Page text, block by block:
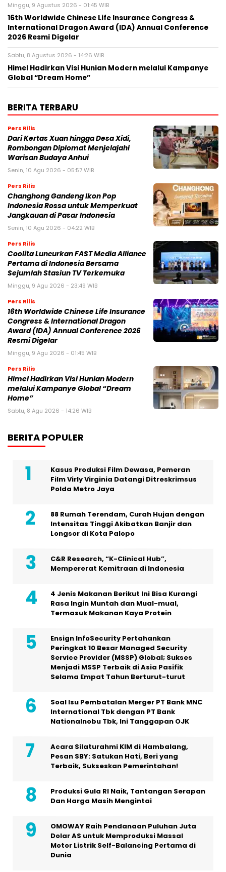
Minggu, 9 Agustus 2026 - 01:45 WIB
16th Worldwide Chinese Life Insurance Congress &
International Dragon Award (IDA) Annual Conference
2026 Resmi Digelar
Sabtu, 8 Agustus 2026 - 14:26 WIB
Himel Hadirkan Visi Hunian Modern melalui Kampanye
Global “Dream Home”
BERITA TERBARU
Pers Rilis
Dari Kertas Xuan hingga Desa Xidi,
Rombongan Diplomat Menjelajahi
Warisan Budaya Anhui
Senin, 10 Agu 2026 - 05:57 WIB
Pers Rilis
Changhong Gandeng Ikon Pop
Indonesia Rossa untuk Memperkuat
Jangkauan di Pasar Indonesia
Senin, 10 Agu 2026 - 04:22 WIB
Pers Rilis
Coolita Luncurkan FAST Media Alliance
Pertama di Indonesia Bersama
Sejumlah Stasiun TV Terkemuka
Minggu, 9 Agu 2026 - 23:49 WIB
Pers Rilis
16th Worldwide Chinese Life Insurance
Congress & International Dragon
Award (IDA) Annual Conference 2026
Resmi Digelar
Minggu, 9 Agu 2026 - 01:45 WIB
Pers Rilis
Himel Hadirkan Visi Hunian Modern
melalui Kampanye Global “Dream
Home”
Sabtu, 8 Agu 2026 - 14:26 WIB
BERITA POPULER
Kasus Produksi Film Dewasa, Pemeran
Film Virly Virginia Datangi Ditreskrimsus
Polda Metro Jaya
88 Rumah Terendam, Curah Hujan dengan
Intensitas Tinggi Akibatkan Banjir dan
Longsor di Kota Palopo
C&R Research, “K-Clinical Hub”,
Mempererat Kemitraan di Indonesia
4 Jenis Makanan Berikut Ini Bisa Kurangi
Rasa Ingin Muntah dan Mual-mual,
Termasuk Makanan Kaya Protein
Ensign InfoSecurity Pertahankan
Peringkat 10 Besar Managed Security
Service Provider (MSSP) Global; Sukses
Menjadi MSSP Terbaik di Asia Pasifik
Selama Empat Tahun Berturut-turut
Soal Isu Pembatalan Merger PT Bank MNC
International Tbk dengan PT Bank
Nationalnobu Tbk, Ini Tanggapan OJK
Acara Silaturahmi KIM di Hambalang,
Pesan SBY: Satukan Hati, Beri yang
Terbaik, Sukseskan Pemerintahan!
Produksi Gula RI Naik, Tantangan Serapan
Dan Harga Masih Mengintai
OMOWAY Raih Pendanaan Puluhan Juta
Dolar AS untuk Memproduksi Massal
Motor Listrik Self-Balancing Pertama di
Dunia